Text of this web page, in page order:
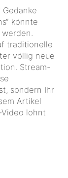
könnte
traditionelle
völlig neue
Stream-
sondern Ihr
lohnt